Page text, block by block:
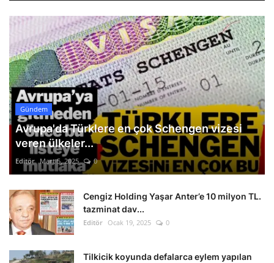
Gündem
Avrupa'da Türklere en çok Schengen vizesi
veren ülkeler...
Editör Mart 5, 2025 0
Cengiz Holding Yaşar Anter’e 10 milyon TL.
tazminat dav...
Editör Ocak 19, 2025 0
Tilkicik koyunda defalarca eylem yapılan